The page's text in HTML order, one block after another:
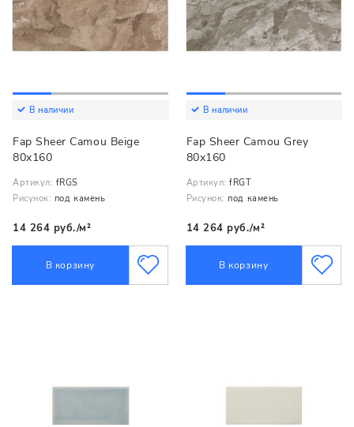
В наличии
Fap Sheer Camou Beige
80x160
Артикул: fRGS
Рисунок: под камень
14 264 руб./м²
В корзину
В наличии
Fap Sheer Camou Grey
80x160
Артикул: fRGT
Рисунок: под камень
14 264 руб./м²
В корзину